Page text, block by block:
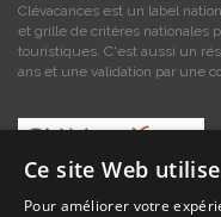
Clévacances est un label
et grille de critères nationales
touristiques. C'est aussi un
ans et une validation par une
Ce site Web
Pour améliorer votre